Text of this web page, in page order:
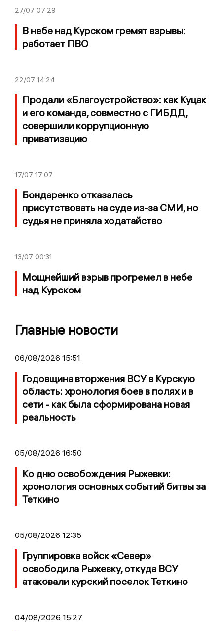
27/07 07:29
В небе над Курском гремят взрывы:
работает ПВО
22/07 14:24
Продали «Благоустройство»: как Куцак
и его команда, совместно с ГИБДД,
совершили коррупционную
приватизацию
17/07 17:07
Бондаренко отказалась
присутствовать на суде из-за СМИ, но
судья не приняла ходатайство
13/07 00:31
Мощнейший взрыв прогремел в небе
над Курском
Главные новости
06/08/2026 15:51
Годовщина вторжения ВСУ в Курскую
область: хронология боев в полях и в
сети - как была сформирована новая
реальность
05/08/2026 16:50
Ко дню освобождения Рыжевки:
хронология основных событий битвы за
Теткино
05/08/2026 12:35
Группировка войск «Север»
освободила Рыжевку, откуда ВСУ
атаковали курский поселок Теткино
04/08/2026 15:27